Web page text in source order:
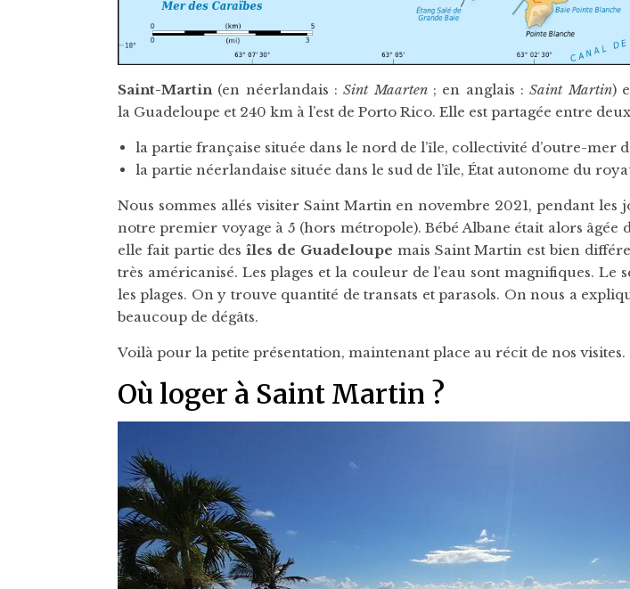
Saint-Martin(en néerlandais :Sint Maarten; en anglais :Saint Martin)
la Guadeloupe et 240 km à l’est de Porto Rico. Elle est partagée entre
la partie française située dans le nord de l’île, collectivité d’outre-mer
la partie néerlandaise située dans le sud de l’île, État autonome du
Nous sommes allés visiter Saint Martin en novembre 2021, pendant les
notre premier voyage à 5 (hors métropole). Bébé Albane était alors âgée
elle fait partie desîles de Guadeloupe mais Saint Martin est bien
très américanisé. Les plages et la couleur de l’eau sont magnifiques. Le
les plages. On y trouve quantité de transats et parasols. On nous a
beaucoup de dégâts.
Voilà pour la petite présentation, maintenant place au récit de nos visites.
Où loger à Saint Martin ?